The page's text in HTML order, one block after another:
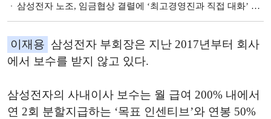
삼성전자 노조, 임금협상 결렬에 ‘최고경영진과 직접 대화’ 요구
이재용 삼성전자 부회장은 지난 2017년부터 회사
에서 보수를 받지 않고 있다.
삼성전자의 사내이사 보수는 월 급여 200% 내에서
연 2회 분할지급하는 ‘목표 인센티브’와 연봉 50%